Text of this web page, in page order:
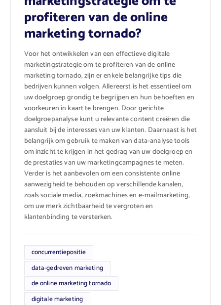
profiteren van de online
marketing tornado?
Voor het ontwikkelen van een effectieve digitale
marketingstrategie om te profiteren van de online
marketing tornado, zijn er enkele belangrijke tips die
bedrijven kunnen volgen. Allereerst is het essentieel om
uw doelgroep grondig te begrijpen en hun behoeften en
voorkeuren in kaart te brengen. Door gerichte
doelgroepanalyse kunt u relevante content creëren die
aansluit bij de interesses van uw klanten. Daarnaast is het
belangrijk om gebruik te maken van data-analyse tools
om inzicht te krijgen in het gedrag van uw doelgroep en
de prestaties van uw marketingcampagnes te meten.
Verder is het aanbevolen om een consistente online
aanwezigheid te behouden op verschillende kanalen,
zoals sociale media, zoekmachines en e-mailmarketing,
om uw merk zichtbaarheid te vergroten en
klantenbinding te versterken.
concurrentiepositie
data-gedreven marketing
de online marketing tornado
digitale marketing